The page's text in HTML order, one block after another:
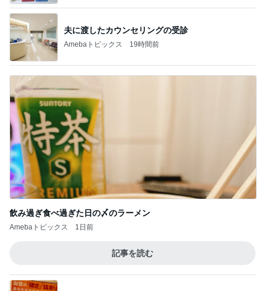
夫に渡したカウンセリングの受診
Amebaトピックス 19時間前
飲み過ぎ食べ過ぎた日の〆のラーメン
Amebaトピックス 1日前
記事を読む